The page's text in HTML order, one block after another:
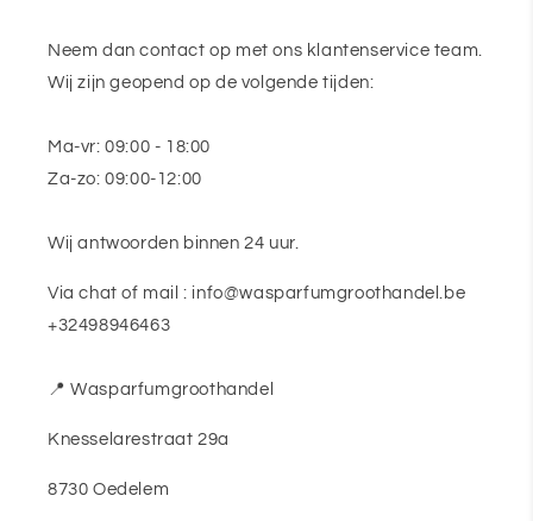
Neem dan contact op met ons klantenservice team.
Wij zijn geopend op de volgende tijden:
Ma-vr: 09:00 - 18:00
Za-zo: 09:00-12:00
Wij antwoorden binnen 24 uur.
Via chat of mail : info@wasparfumgroothandel.be
+32498946463
📍 Wasparfumgroothandel
Knesselarestraat 29a
8730 Oedelem